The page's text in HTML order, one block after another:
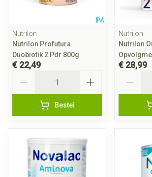
Nutrilon
Nutrilon Profutura
Duobiotik 2 Pdr 800g
€ 22,49
Bestel
Nutrilon
Nutrilon
€ 28,99